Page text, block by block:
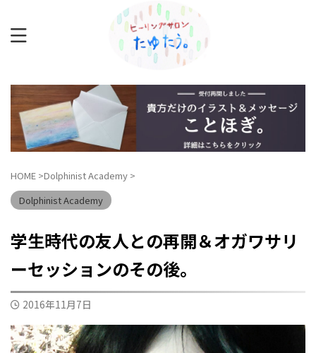
HOME >Dolphinist Academy >
Dolphinist Academy
学生時代の友人との再開＆オガワサリ
ーセッションのその後。
2016年11月7日